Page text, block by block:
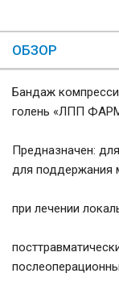
ОБЗОР
Бандаж
голень «ЛПП
Предназначен:
для поддержания
при лечении